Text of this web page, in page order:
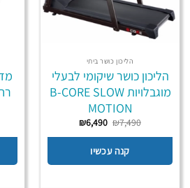
הליכון כושר ביתי
הליכון כושר שיקומי לבעלי
מוגבלויות B-CORE SLOW
MOTION
₪7,490 המחיר
המקורי
היה:
₪7,490.
₪6,490
הוא:
קנה עכשיו